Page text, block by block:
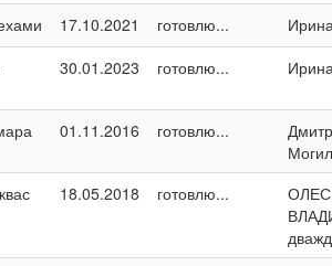
17.10.2021 готовлю...
30.01.2023 готовлю...
01.11.2016 готовлю...
18.05.2018 готовлю...